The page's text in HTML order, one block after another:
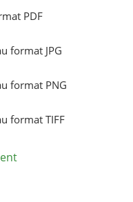
PDF
format JPG
format PNG
format TIFF